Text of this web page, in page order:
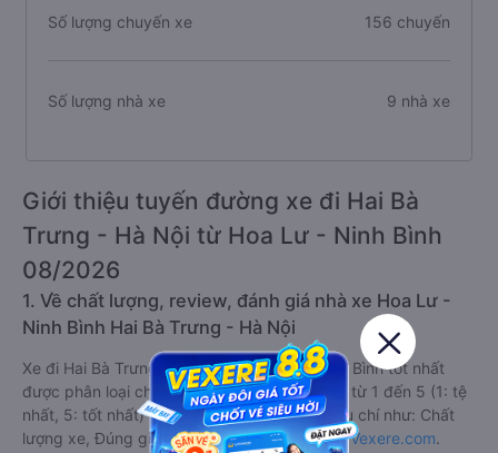
Số lượng chuyến xe 156 chuyến
Số lượng nhà xe 9 nhà xe
Giới thiệu tuyến đường xe đi Hai Bà
Trưng - Hà Nội từ Hoa Lư - Ninh Bình
08/2026
1. Về chất lượng, review, đánh giá nhà xe Hoa Lư -
Ninh Bình Hai Bà Trưng - Hà Nội
Xe đi Hai Bà Trưng - Hà Nội từ Hoa Lư - Ninh Bình tốt nhất
được phân loại chất lượng dựa trên đánh giá từ 1 đến 5 (1: tệ
nhất, 5: tốt nhất) của khách hàng với các tiêu chí như: Chất
lượng xe, Đúng giờ, Chất lượng phục vụ trênVexere.com.